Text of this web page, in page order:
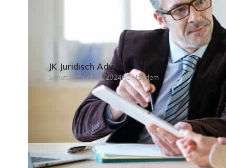
JK Juridisch Advies
Schutterstraat 21, 2024RC Haarlem